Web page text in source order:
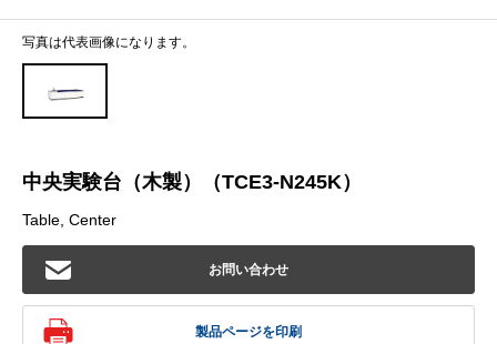
写真は代表画像になります。
中央実験台（木製）（TCE3-N245K）
Table, Center
お問い合わせ
製品ページを印刷